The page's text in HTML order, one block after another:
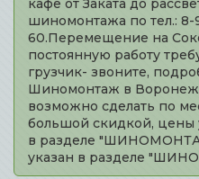
кафе от Заката до
шиномонтажа по тел.: 8-
60.Перемещение на
постоянную работу
грузчик- звоните,
Шиномонтаж в
возможно сделать по
большой скидкой, цены
в разделе
указан в разделе